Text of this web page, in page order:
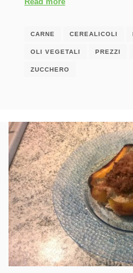
CARNE CEREALICOLI
OLI VEGETALI PREZZI
ZUCCHERO